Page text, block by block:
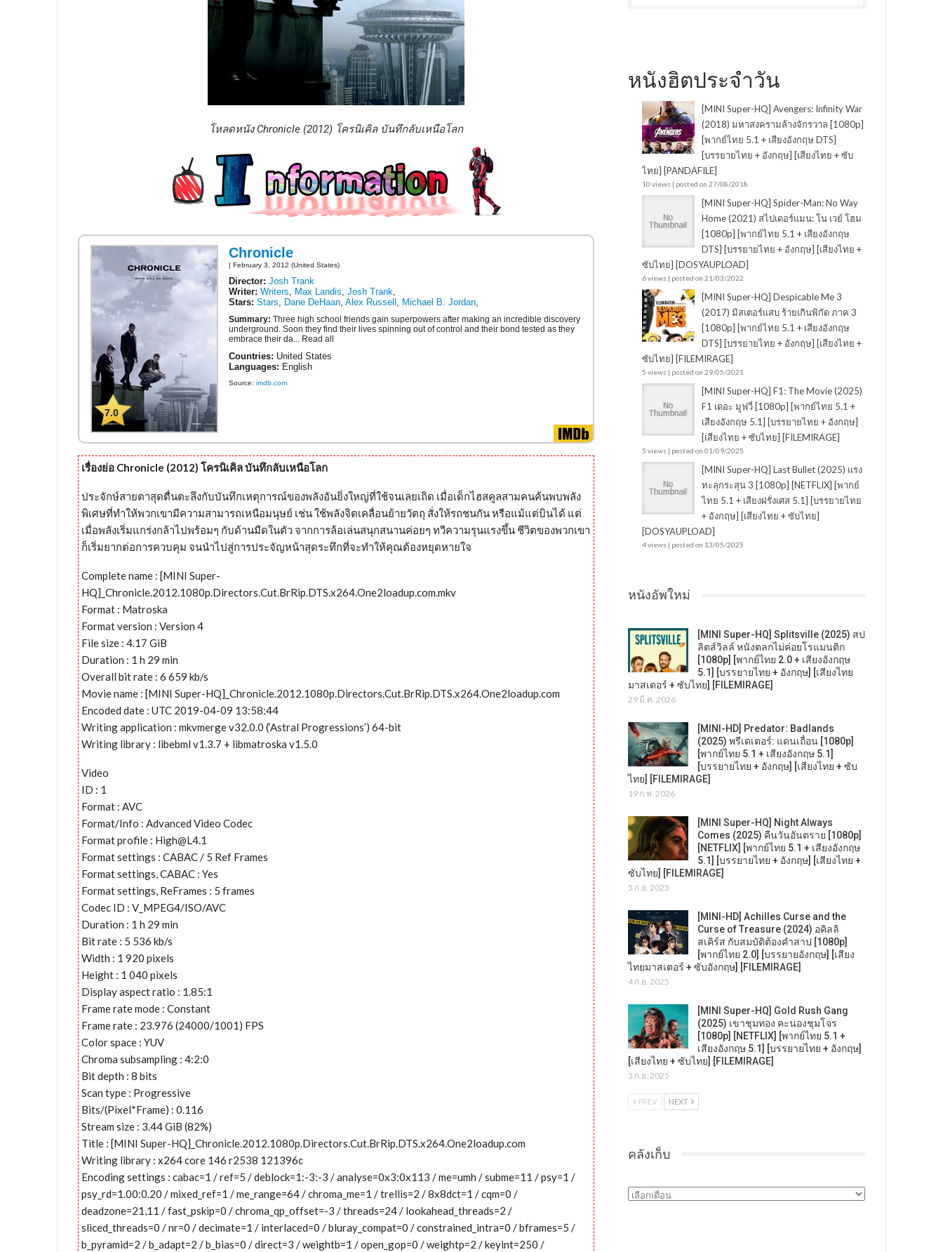
โหลดหนัง Chronicle (2012) โครนิเคิล บันทึกลับเหนือโลก
7.0
Chronicle
| February 3, 2012 (United States)
Director: Josh Trank
Writer: Writers Max Landis Josh Trank
Stars: Stars Dane DeHaan Alex Russell Michael B. Jordan
Summary: Three high school friends gain superpowers after making an incredible discovery
underground. Soon they find their lives spinning out of control and their bond tested as they
embrace their da... Read all
Countries: United States
Languages: English
Source: imdb.com
เรื่องย่อ Chronicle (2012) โครนิเคิล บันทึกลับเหนือโลก
ประจักษ์สายตาสุดตื่นตะลึงกับบันทึกเหตุการณ์ของพลังอันยิ่งใหญ่ที่ใช้จนเลยเถิด เมื่อเด็กไฮสคูลสามคนค้นพบพลัง
พิเศษที่ทำให้พวกเขามีความสามารถเหนือมนุษย์ เช่น ใช้พลังจิตเคลื่อนย้ายวัตถุ สั่งให้รถชนกัน หรือแม้แต่บินได้ แต่
เมื่อพลังเริ่มแกร่งกล้าไปพร้อมๆ กับด้านมืดในตัว จากการล้อเล่นสนุกสนานค่อยๆ ทวีความรุนแรงขึ้น ชีวิตของพวกเขา
ก็เริ่มยากต่อการควบคุม จนนำไปสู่การประจัญหน้าสุดระทึกที่จะทำให้คุณต้องหยุดหายใจ
Complete name : [MINI Super-
HQ]_Chronicle.2012.1080p.Directors.Cut.BrRip.DTS.x264.One2loadup.com.mkv
Format : Matroska
Format version : Version 4
File size : 4.17 GiB
Duration : 1 h 29 min
Overall bit rate : 6 659 kb/s
Movie name : [MINI Super-HQ]_Chronicle.2012.1080p.Directors.Cut.BrRip.DTS.x264.One2loadup.com
Encoded date : UTC 2019-04-09 13:58:44
Writing application : mkvmerge v32.0.0 (‘Astral Progressions’) 64-bit
Writing library : libebml v1.3.7 + libmatroska v1.5.0
Video
ID : 1
Format : AVC
Format/Info : Advanced Video Codec
Format profile : High@L4.1
Format settings : CABAC / 5 Ref Frames
Format settings, CABAC : Yes
Format settings, ReFrames : 5 frames
Codec ID : V_MPEG4/ISO/AVC
Duration : 1 h 29 min
Bit rate : 5 536 kb/s
Width : 1 920 pixels
Height : 1 040 pixels
Display aspect ratio : 1.85:1
Frame rate mode : Constant
Frame rate : 23.976 (24000/1001) FPS
Color space : YUV
Chroma subsampling : 4:2:0
Bit depth : 8 bits
Scan type : Progressive
Bits/(Pixel*Frame) : 0.116
Stream size : 3.44 GiB (82%)
Title : [MINI Super-HQ]_Chronicle.2012.1080p.Directors.Cut.BrRip.DTS.x264.One2loadup.com
Writing library : x264 core 146 r2538 121396c
Encoding settings : cabac=1 / ref=5 / deblock=1:-3:-3 / analyse=0x3:0x113 / me=umh / subme=11 / psy=1 /
psy_rd=1.00:0.20 / mixed_ref=1 / me_range=64 / chroma_me=1 / trellis=2 / 8x8dct=1 / cqm=0 /
deadzone=21,11 / fast_pskip=0 / chroma_qp_offset=-3 / threads=24 / lookahead_threads=2 /
sliced_threads=0 / nr=0 / decimate=1 / interlaced=0 / bluray_compat=0 / constrained_intra=0 / bframes=5 /
b_pyramid=2 / b_adapt=2 / b_bias=0 / direct=3 / weightb=1 / open_gop=0 / weightp=2 / keyint=250 /
หนังฮิตประจำวัน
[MINI Super-HQ] Avengers: Infinity War
(2018) มหาสงครามล้างจักรวาล [1080p]
[พากย์ไทย 5.1 + เสียงอังกฤษ DTS]
[บรรยายไทย + อังกฤษ] [เสียงไทย + ซับ
ไทย] [PANDAFILE]
10 views| posted on 27/08/2018
[MINI Super-HQ] Spider-Man: No Way
Home (2021) สไปเดอร์แมน: โน เวย์ โฮม
[1080p] [พากย์ไทย 5.1 + เสียงอังกฤษ
DTS] [บรรยายไทย + อังกฤษ] [เสียงไทย +
ซับไทย] [DOSYAUPLOAD]
6 views| posted on 21/03/2022
[MINI Super-HQ] Despicable Me 3
(2017) มิสเตอร์แสบ ร้ายเกินพิกัด ภาค 3
[1080p] [พากย์ไทย 5.1 + เสียงอังกฤษ
DTS] [บรรยายไทย + อังกฤษ] [เสียงไทย +
ซับไทย] [FILEMIRAGE]
5 views| posted on 29/05/2021
[MINI Super-HQ] F1: The Movie (2025)
F1 เดอะ มูฟวี่ [1080p] [พากย์ไทย 5.1 +
เสียงอังกฤษ 5.1] [บรรยายไทย + อังกฤษ]
[เสียงไทย + ซับไทย] [FILEMIRAGE]
5 views| posted on 01/09/2025
[MINI Super-HQ] Last Bullet (2025) แรง
ทะลุกระสุน 3 [1080p] [NETFLIX] [พากย์
ไทย 5.1 + เสียงฝรั่งเศส 5.1] [บรรยายไทย
+ อังกฤษ] [เสียงไทย + ซับไทย]
[DOSYAUPLOAD]
4 views| posted on 13/05/2025
หนังอัพใหม่
[MINI Super-HQ] Splitsville (2025) สป
ลิตส์วิลล์ หนังตลกไม่ค่อยโรแมนติก
[1080p] [พากย์ไทย 2.0 + เสียงอังกฤษ
5.1] [บรรยายไทย + อังกฤษ] [เสียงไทย
มาสเตอร์ + ซับไทย] [FILEMIRAGE]
29 มี.ค. 2026
[MINI-HD] Predator: Badlands
(2025) พรีเดเตอร์: แดนเถื่อน [1080p]
[พากย์ไทย 5.1 + เสียงอังกฤษ 5.1]
[บรรยายไทย + อังกฤษ] [เสียงไทย + ซับ
ไทย] [FILEMIRAGE]
19 ก.พ. 2026
[MINI Super-HQ] Night Always
Comes (2025) คืนวันอันตราย [1080p]
[NETFLIX] [พากย์ไทย 5.1 + เสียงอังกฤษ
5.1] [บรรยายไทย + อังกฤษ] [เสียงไทย +
ซับไทย] [FILEMIRAGE]
5 ก.ย. 2025
[MINI-HD] Achilles Curse and the
Curse of Treasure (2024) อคิลลิ
สเคิร์ส กับสมบัติต้องคำสาป [1080p]
[พากย์ไทย 2.0] [บรรยายอังกฤษ] [เสียง
ไทยมาสเตอร์ + ซับอังกฤษ] [FILEMIRAGE]
4 ก.ย. 2025
[MINI Super-HQ] Gold Rush Gang
(2025) เขาชุมทอง คะนองชุมโจร
[1080p] [NETFLIX] [พากย์ไทย 5.1 +
เสียงอังกฤษ 5.1] [บรรยายไทย + อังกฤษ]
[เสียงไทย + ซับไทย] [FILEMIRAGE]
3 ก.ย. 2025
PREV NEXT
คลังเก็บ
คลัง